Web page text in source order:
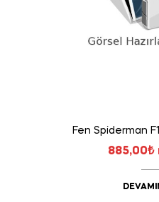
Fen Spiderman
885,00₺